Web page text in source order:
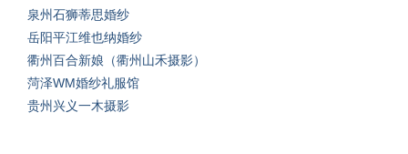
泉州石狮蒂思婚纱
岳阳平江维也纳婚纱
衢州百合新娘（衢州山禾摄影）
菏泽WM婚纱礼服馆
贵州兴义一木摄影